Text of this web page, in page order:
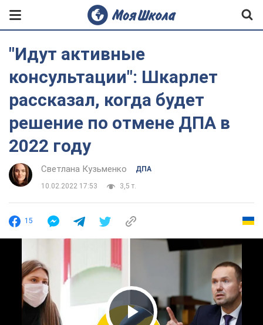
"Идут активные
консультации": Шкарлет
рассказал, когда будет
решение по отмене ДПА в
2022 году
Светлана Кузьменко ДПА
10.02.2022 17:53 3,5 т.
15